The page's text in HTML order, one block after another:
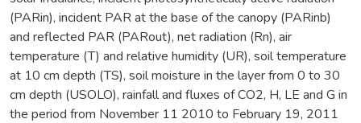
(PARin), incident PAR at the base of the canopy (PARinb)
and reflected PAR (PARout), net radiation (Rn), air
temperature (T) and relative humidity (UR), soil temperature
at 10 cm depth (TS), soil moisture in the layer from 0 to 30
cm depth (USOLO), rainfall and fluxes of CO2, H, LE and G in
the period from November 11 2010 to February 19, 2011